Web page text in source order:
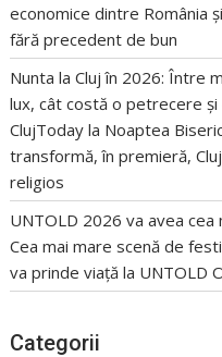
economice dintre România
fără precedent de bun
Nunta la Cluj în 2026: Între
lux, cât costă o petrecere
ClujToday la Noaptea
transformă, în premieră,
religios
UNTOLD 2026 va avea cea
Cea mai mare scenă de
va prinde viață la UNTOLD
Categorii